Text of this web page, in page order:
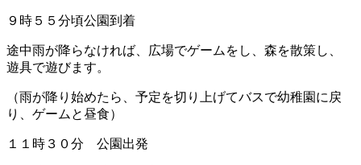
９時５５分頃公園到着
途中雨が降らなければ、広場でゲームをし、森を散策し、
遊具で遊びます。
（雨が降り始めたら、予定を切り上げてバスで幼稚園に戻
り、ゲームと昼食）
１１時３０分 公園出発